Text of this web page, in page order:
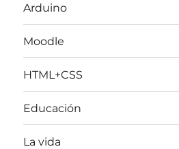
Arduino
Moodle
HTML+CSS
Educación
La vida